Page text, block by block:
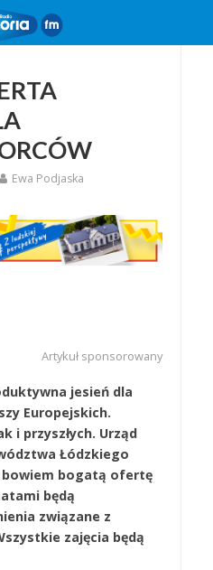
Ewa Podjaska
Artykuł sponsorowany
jesień dla
Europejskich.
i przyszłych. Urząd
Łódzkiego
bowiem bogatą ofertę
będą
związane z
zajęcia będą